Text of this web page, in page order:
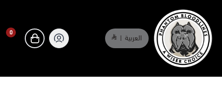
phantombloodlinesالعربية |
0